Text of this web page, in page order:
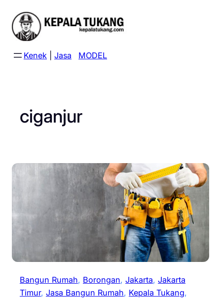
content
Kenek Jasa MODEL
ciganjur
Bangun Rumah, Borongan, Jakarta, Jakarta
Timur, Jasa Bangun Rumah, Kepala Tukang